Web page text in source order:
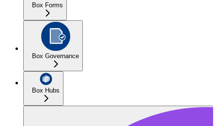
Box Forms
Box Governance
Box Hubs